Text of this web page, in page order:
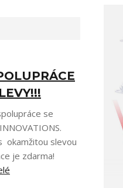
se
okamžitou slevou
je zdarma!